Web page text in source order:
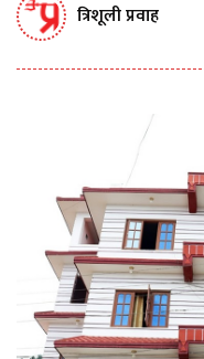
त्रिशूली प्रवाह